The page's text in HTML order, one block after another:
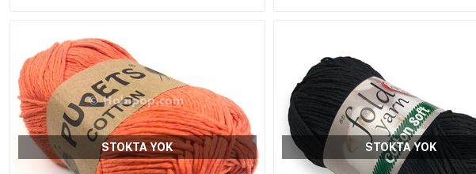
STOKTA YOK STOKTA YOK